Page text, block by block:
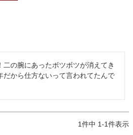
二の腕にあったボツボツが消えてき
だから仕方ないって言われてたんで
1件中 1-1件表示